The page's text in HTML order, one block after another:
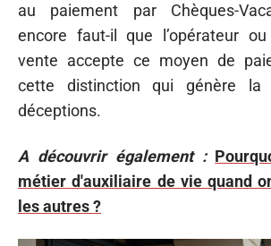
au paiement par Chèques-
encore faut-il que l’opérateur
vente accepte ce moyen de
cette distinction qui génère la
déceptions.
A découvrir également :
métier d'auxiliaire de vie quand
les autres ?